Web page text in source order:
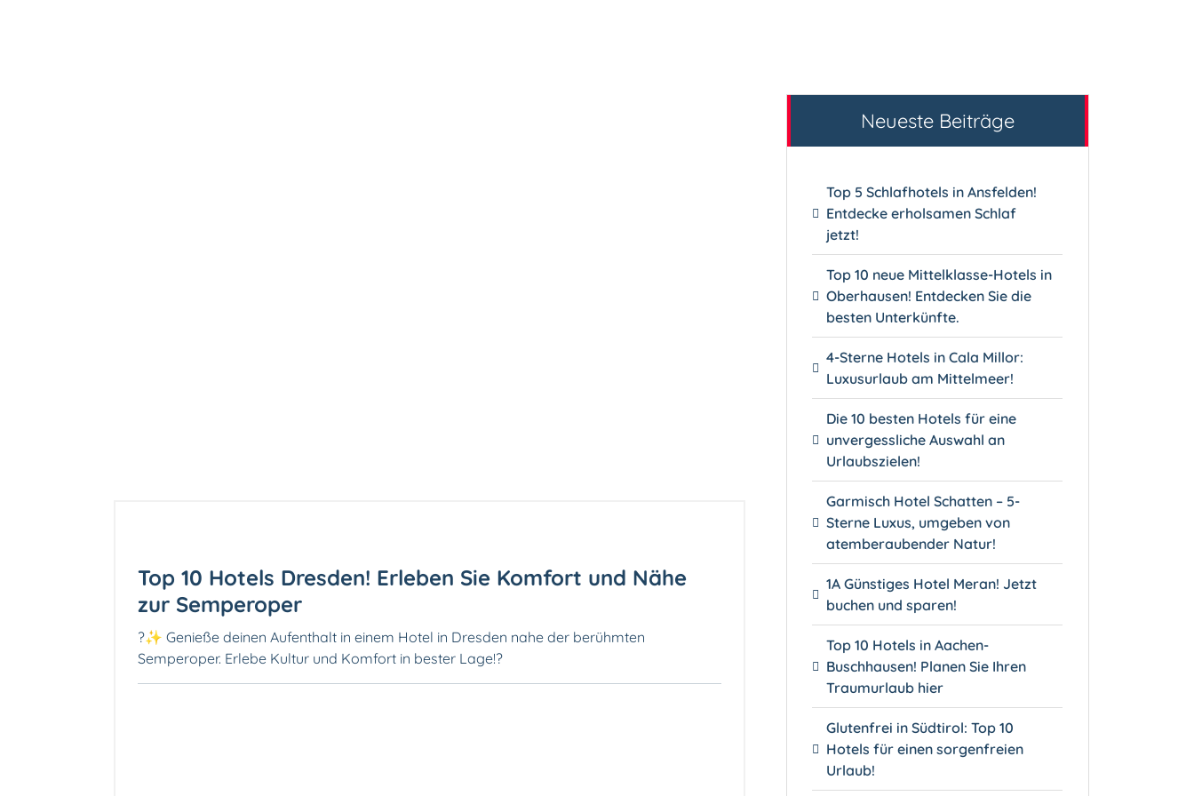
Top 10 Hotels Dresden! Erleben Sie Komfort und Nähe
zur Semperoper
?✨ Genieße deinen Aufenthalt in einem Hotel in Dresden nahe der berühmten
Semperoper. Erlebe Kultur und Komfort in bester Lage!?️
Neueste Beiträge
Top 5 Schlafhotels in Ansfelden!
Entdecke erholsamen Schlaf
jetzt!
Top 10 neue Mittelklasse-Hotels in
Oberhausen! Entdecken Sie die
besten Unterkünfte.
4-Sterne Hotels in Cala Millor:
Luxusurlaub am Mittelmeer!
Die 10 besten Hotels für eine
unvergessliche Auswahl an
Urlaubszielen!
Garmisch Hotel Schatten – 5-
Sterne Luxus, umgeben von
atemberaubender Natur!
1A Günstiges Hotel Meran! Jetzt
buchen und sparen!
Top 10 Hotels in Aachen-
Buschhausen! Planen Sie Ihren
Traumurlaub hier
Glutenfrei in Südtirol: Top 10
Hotels für einen sorgenfreien
Urlaub!